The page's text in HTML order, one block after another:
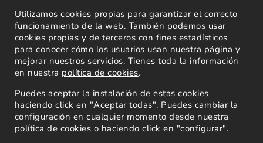
Utilizamos cookies propias para garantizar el correcto
funcionamiento de la web. También podemos usar
cookies propias y de terceros con fines estadísticos
para conocer cómo los usuarios usan nuestra página y
mejorar nuestros servicios. Tienes toda la información
en nuestra política de cookies.
Puedes aceptar la instalación de estas cookies
haciendo click en "Aceptar todas". Puedes cambiar la
configuración en cualquier momento desde nuestra
política de cookies o haciendo click en "configurar".